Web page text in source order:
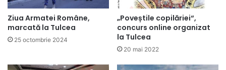
Ziua Armatei Române,
marcată la Tulcea
25 octombrie 2024
„Poveștile copilăriei“,
concurs online organizat
la Tulcea
20 mai 2022